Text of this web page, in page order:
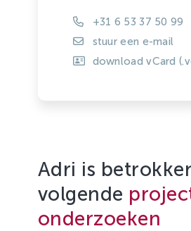
+31 6 53 37 50 99
stuur een e-mail
download vCard
Adri is
volgende
onderzoeken